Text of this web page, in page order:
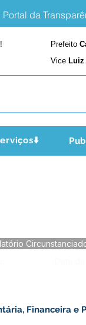
Portal da
Prefeito
Vice
Financeira e